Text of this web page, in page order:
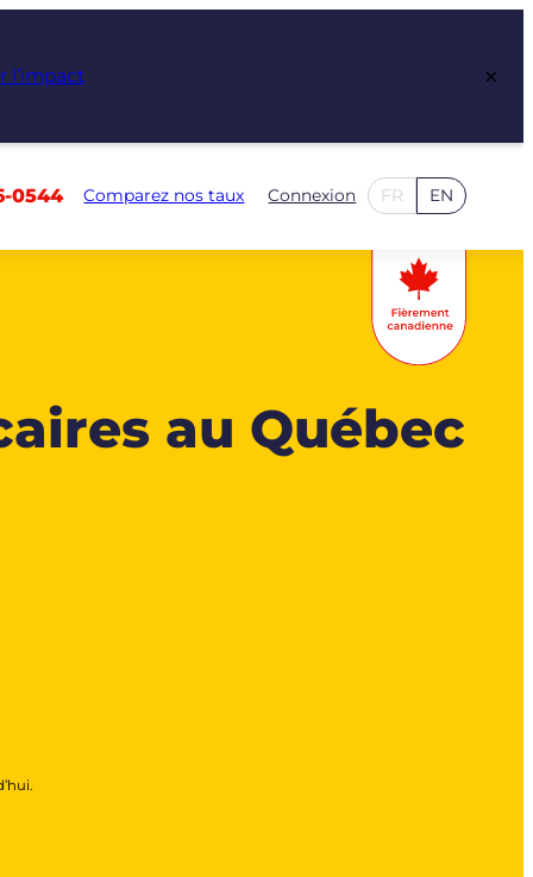
l’impact ×
0544 Comparez nos taux Connexion FR EN
au Québec